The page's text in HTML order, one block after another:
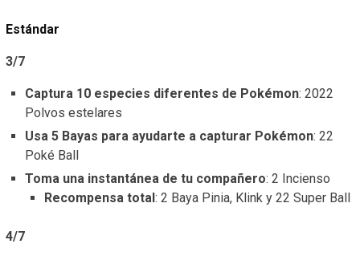
Estándar
3/7
Captura 10 especies diferentes de Pokémon: 2022
Polvos estelares
Usa 5 Bayas para ayudarte a capturar Pokémon: 22
Poké Ball
Toma una instantánea de tu compañero: 2 Incienso
Recompensa total: 2 Baya Pinia, Klink y 22 Super Ball
4/7